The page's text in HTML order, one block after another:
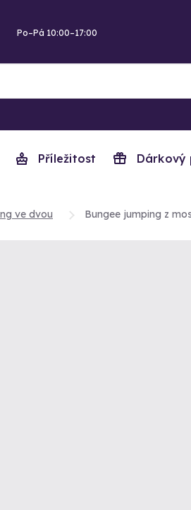
Po–Pá 10:00–17:00
Příležitost Dárkový
ve dvou Bungee jumping z